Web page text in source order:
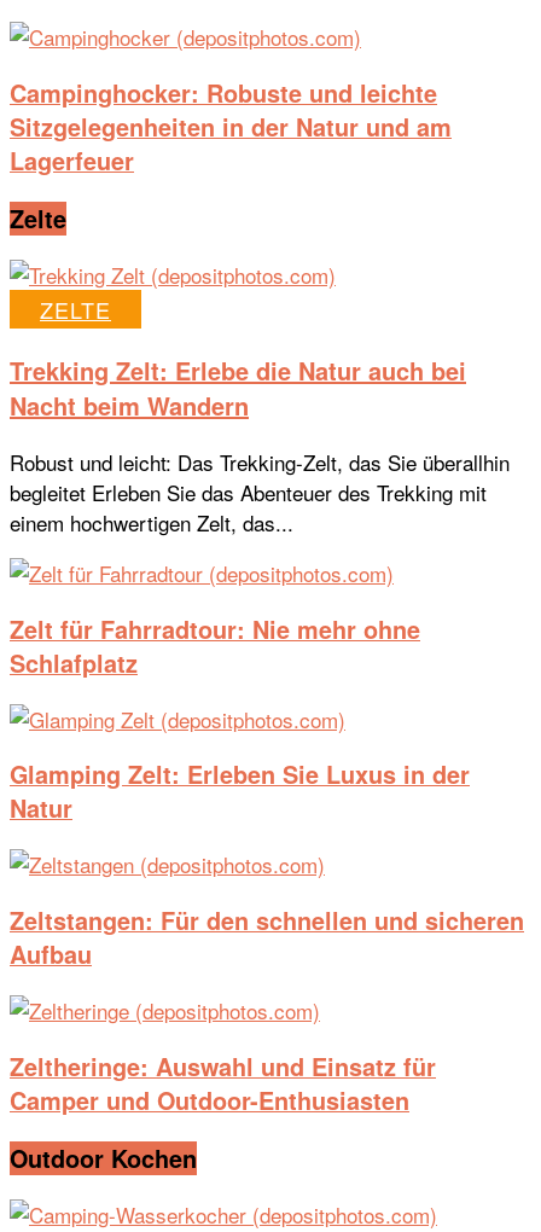
Campinghocker: Robuste und leichte
Sitzgelegenheiten in der Natur und am
Lagerfeuer
Zelte
ZELTE
Trekking Zelt: Erlebe die Natur auch bei
Nacht beim Wandern
Robust und leicht: Das Trekking-Zelt, das Sie überallhin
begleitet Erleben Sie das Abenteuer des Trekking mit
einem hochwertigen Zelt, das...
Zelt für Fahrradtour: Nie mehr ohne
Schlafplatz
Glamping Zelt: Erleben Sie Luxus in der
Natur
Zeltstangen: Für den schnellen und sicheren
Aufbau
Zeltheringe: Auswahl und Einsatz für
Camper und Outdoor-Enthusiasten
Outdoor Kochen